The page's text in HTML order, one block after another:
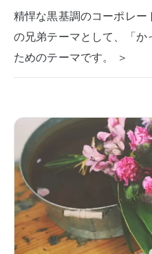
精悍な黒基調のコーポレ
の兄弟テーマとして、「
ためのテーマです。 ＞